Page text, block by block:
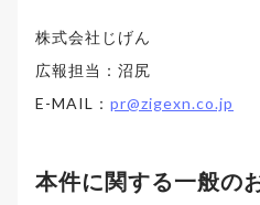
株式会社じげん
広報担当：沼尻
E-MAIL： pr@zigexn.co.jp
本件に関する一般の